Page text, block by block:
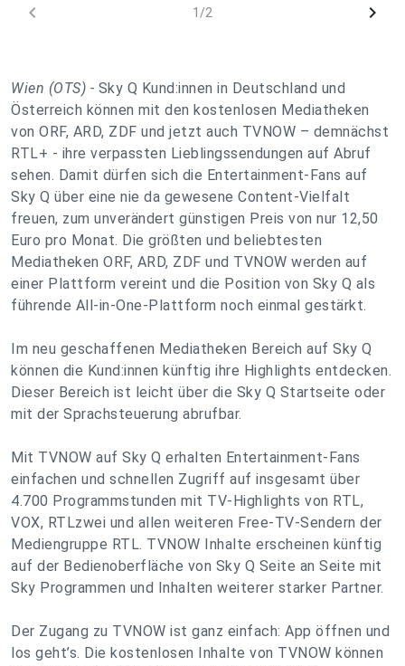
chevron_left 1/2 chevron_right
Wien (OTS) - Sky Q Kund:innen in Deutschland und
Österreich können mit den kostenlosen Mediatheken
von ORF, ARD, ZDF und jetzt auch TVNOW – demnächst
RTL+ - ihre verpassten Lieblingssendungen auf Abruf
sehen. Damit dürfen sich die Entertainment-Fans auf
Sky Q über eine nie da gewesene Content-Vielfalt
freuen, zum unverändert günstigen Preis von nur 12,50
Euro pro Monat. Die größten und beliebtesten
Mediatheken ORF, ARD, ZDF und TVNOW werden auf
einer Plattform vereint und die Position von Sky Q als
führende All-in-One-Plattform noch einmal gestärkt.
Im neu geschaffenen Mediatheken Bereich auf Sky Q
können die Kund:innen künftig ihre Highlights entdecken.
Dieser Bereich ist leicht über die Sky Q Startseite oder
mit der Sprachsteuerung abrufbar.
Mit TVNOW auf Sky Q erhalten Entertainment-Fans
einfachen und schnellen Zugriff auf insgesamt über
4.700 Programmstunden mit TV-Highlights von RTL,
VOX, RTLzwei und allen weiteren Free-TV-Sendern der
Mediengruppe RTL. TVNOW Inhalte erscheinen künftig
auf der Bedienoberfläche von Sky Q Seite an Seite mit
Sky Programmen und Inhalten weiterer starker Partner.
Der Zugang zu TVNOW ist ganz einfach: App öffnen und
los geht’s. Die kostenlosen Inhalte von TVNOW können